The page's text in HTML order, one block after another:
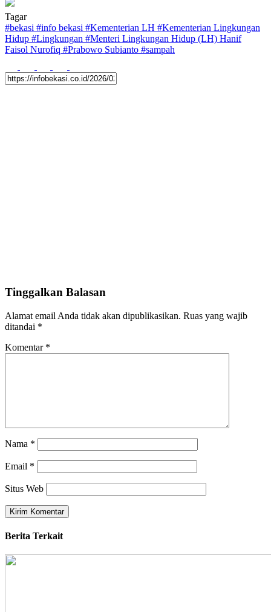
Tagar
#bekasi #info bekasi #Kementerian LH #Kementerian Lingkungan
Hidup #Lingkungan #Menteri Lingkungan Hidup (LH) Hanif
Faisol Nurofiq #Prabowo Subianto #sampah
Tinggalkan Balasan
Alamat email Anda tidak akan dipublikasikan. Ruas yang wajib
ditandai *
Komentar *
Nama *
Email *
Situs Web
Berita Terkait